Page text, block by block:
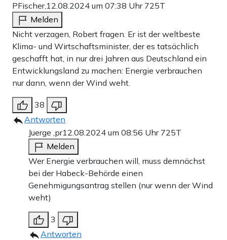
PFischer,12.08.2024 um 07:38 Uhr 725T
Melden
Nicht verzagen, Robert fragen. Er ist der weltbeste
Klima- und Wirtschaftsminister, der es tatsächlich
geschafft hat, in nur drei Jahren aus Deutschland ein
Entwicklungsland zu machen: Energie verbrauchen
nur dann, wenn der Wind weht.
38
Antworten
Juerge ,pr12.08.2024 um 08:56 Uhr 725T
Melden
Wer Energie verbrauchen will, muss demnächst
bei der Habeck-Behörde einen
Genehmigungsantrag stellen (nur wenn der Wind
weht)
3
Antworten